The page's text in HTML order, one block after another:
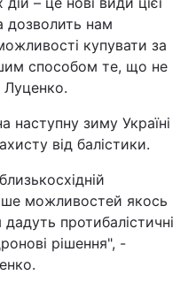
дозволить нам
купувати за
способом те, що не
наступну зиму Україні
від балістики.
можливостей якось
протибалістичні
рішення", -